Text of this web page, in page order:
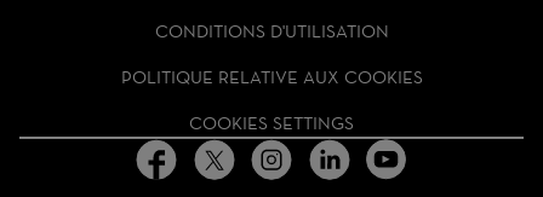
CONDITIONS D'UTILISATION
POLITIQUE RELATIVE AUX COOKIES
COOKIES SETTINGS